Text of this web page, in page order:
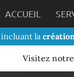
ACCUEIL
la
Visitez